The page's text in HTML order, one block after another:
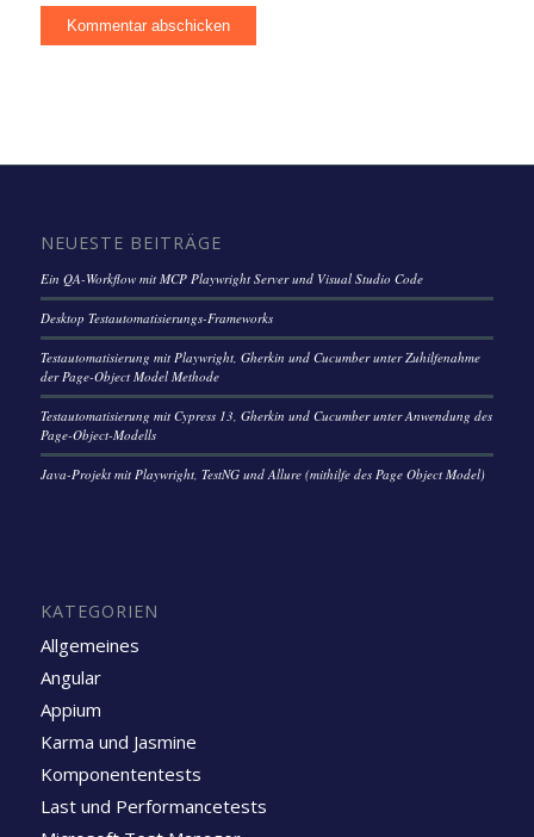
NEUESTE BEITRÄGE
Ein QA-Workflow mit MCP Playwright Server und Visual Studio Code
Desktop Testautomatisierungs-Frameworks
Testautomatisierung mit Playwright, Gherkin und Cucumber unter Zuhilfenahme
der Page-Object Model Methode
Testautomatisierung mit Cypress 13, Gherkin und Cucumber unter Anwendung des
Page-Object-Modells
Java-Projekt mit Playwright, TestNG und Allure (mithilfe des Page Object Model)
KATEGORIEN
Allgemeines
Angular
Appium
Karma und Jasmine
Komponententests
Last und Performancetests